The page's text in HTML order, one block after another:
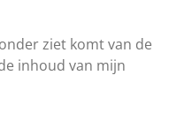
ziet komt van de
inhoud van mijn